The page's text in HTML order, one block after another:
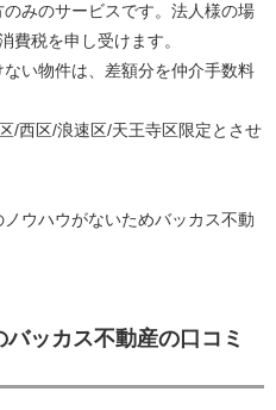
みのサービスです。法人様の場
費税を申し受けます。
い物件は、差額分を仲介手数料
/西区/浪速区/天王寺区限定とさせ
ウハウがないためバッカス不動
バッカス不動産の口コミ